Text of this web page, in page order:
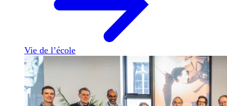
Vie de l’école